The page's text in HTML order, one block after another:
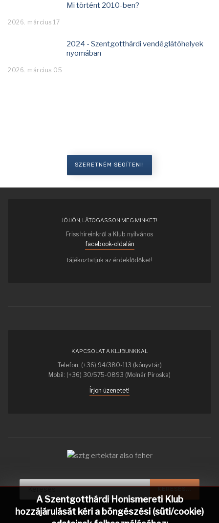
Mi történt 2010-ben?
2026. március 17
2024 - Szentgotthárdi vendéglátóhelyek
nyomában
2026. március 05
SZERETNÉM SEGÍTENI!
A Szentgotthárdi Honismereti Klub
hozzájárulását kéri a böngészési (süti/cookie)
JÖJJÖN, LÁTOGASSON MEG MINKET!
Friss híreinkről a Klub nyilvános
facebook-oldalán
tájékoztatjuk az érdeklődőket!
KAPCSOLAT A KLUBUNKKAL
Telefon: (+36) 94/380-113 (könyvtár)
Mobil: (+36) 30/575-0893 (Molnár Piroska)
Írjon üzenetet!
Keresés...